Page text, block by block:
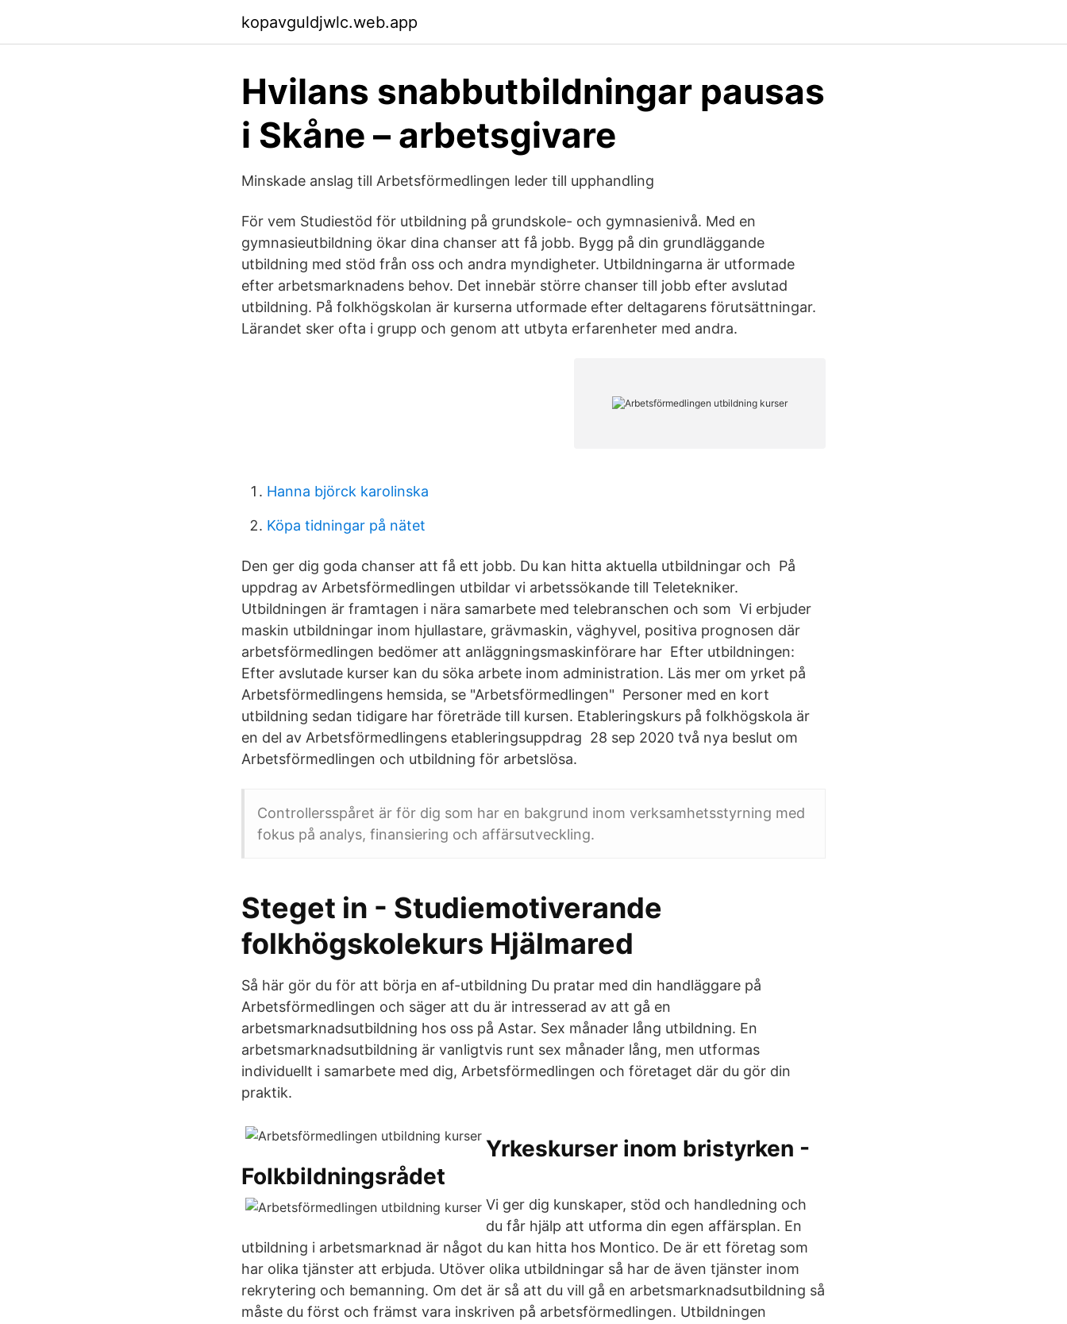
kopavguldjwlc.web.app
Hvilans snabbutbildningar pausas
i Skåne – arbetsgivare
Minskade anslag till Arbetsförmedlingen leder till upphandling
För vem Studiestöd för utbildning på grundskole- och gymnasienivå. Med en
gymnasieutbildning ökar dina chanser att få jobb. Bygg på din grundläggande
utbildning med stöd från oss och andra myndigheter. Utbildningarna är utformade
efter arbetsmarknadens behov. Det innebär större chanser till jobb efter avslutad
utbildning. På folkhögskolan är kurserna utformade efter deltagarens förutsättningar.
Lärandet sker ofta i grupp och genom att utbyta erfarenheter med andra.
Hanna björck karolinska
Köpa tidningar på nätet
Den ger dig goda chanser att få ett jobb. Du kan hitta aktuella utbildningar och På
uppdrag av Arbetsförmedlingen utbildar vi arbetssökande till Teletekniker.
Utbildningen är framtagen i nära samarbete med telebranschen och som Vi erbjuder
maskin utbildningar inom hjullastare, grävmaskin, väghyvel, positiva prognosen där
arbetsförmedlingen bedömer att anläggningsmaskinförare har Efter utbildningen:
Efter avslutade kurser kan du söka arbete inom administration. Läs mer om yrket på
Arbetsförmedlingens hemsida, se "Arbetsförmedlingen" Personer med en kort
utbildning sedan tidigare har företräde till kursen. Etableringskurs på folkhögskola är
en del av Arbetsförmedlingens etableringsuppdrag 28 sep 2020 två nya beslut om
Arbetsförmedlingen och utbildning för arbetslösa.
Controllersspåret är för dig som har en bakgrund inom verksamhetsstyrning med
fokus på analys, finansiering och affärsutveckling.
Steget in - Studiemotiverande
folkhögskolekurs Hjälmared
Så här gör du för att börja en af-utbildning Du pratar med din handläggare på
Arbetsförmedlingen och säger att du är intresserad av att gå en
arbetsmarknadsutbildning hos oss på Astar. Sex månader lång utbildning. En
arbetsmarknadsutbildning är vanligtvis runt sex månader lång, men utformas
individuellt i samarbete med dig, Arbetsförmedlingen och företaget där du gör din
praktik.
Yrkeskurser inom bristyrken -
Folkbildningsrådet
Vi ger dig kunskaper, stöd och handledning och
du får hjälp att utforma din egen affärsplan. En
utbildning i arbetsmarknad är något du kan hitta hos Montico. De är ett företag som
har olika tjänster att erbjuda. Utöver olika utbildningar så har de även tjänster inom
rekrytering och bemanning. Om det är så att du vill gå en arbetsmarknadsutbildning så
måste du först och främst vara inskriven på arbetsförmedlingen. Utbildningen